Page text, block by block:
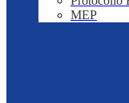
MEP